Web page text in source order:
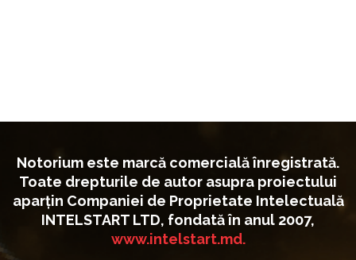
Notorium este marcă comercială înregistrată.
Toate drepturile de autor asupra proiectului
aparțin Companiei de Proprietate Intelectuală
INTELSTART LTD, fondată în anul 2007,
www.intelstart.md.